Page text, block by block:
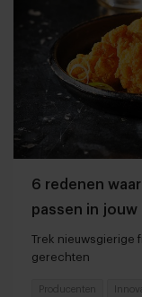
6 redenen
passen in jouw
Trek nieuwsgierige
gerechten
Producenten